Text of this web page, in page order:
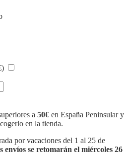
)
a 50€ en España Peninsular y
en la tienda.
por vacaciones del 1 al 25 de
envíos se retomarán el miércoles 26